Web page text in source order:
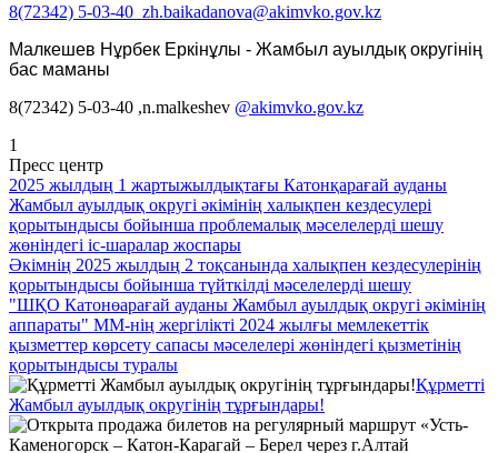
8(72342) 5-03-40 zh.baikadanova@akimvko.gov.kz
Малкешев Нұрбек Еркінұлы - Жамбыл ауылдық округінің
бас маманы
8(72342) 5-03-40 ,n.malkeshev @akimvko.gov.kz
1
Пресс центр
2025 жылдың 1 жартыжылдықтағы Катонқарағай ауданы
Жамбыл ауылдық округі әкімінің халықпен кездесулері
қорытындысы бойынша проблемалық мәселелерді шешу
жөніндегі іс-шаралар жоспары
Әкімнің 2025 жылдың 2 тоқсанында халықпен кездесулерінің
қорытындысы бойынша түйткілді мәселелерді шешу
"ШҚО Катонөарағай ауданы Жамбыл ауылдық округі әкімінің
аппараты" ММ-нің жергілікті 2024 жылғы мемлекеттік
қызметтер көрсету сапасы мәселелері жөніндегі қызметінің
қорытындысы туралы
Құрметті
Жамбыл ауылдық округінің тұрғындары!